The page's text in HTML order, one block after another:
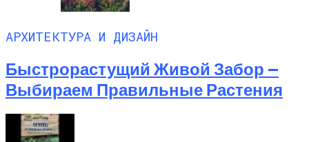
АРХИТЕКТУРА И ДИЗАЙН
Быстрорастущий Живой Забор —
Выбираем Правильные Растения